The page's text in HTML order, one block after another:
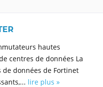
hautes
centres de données La
données de Fortinet
lire plus »